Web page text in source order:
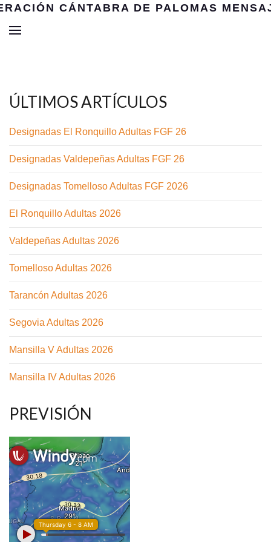
ÚLTIMOS ARTÍCULOS
Designadas El Ronquillo Adultas FGF 26
Designadas Valdepeñas Adultas FGF 26
Designadas Tomelloso Adultas FGF 2026
El Ronquillo Adultas 2026
Valdepeñas Adultas 2026
Tomelloso Adultas 2026
Tarancón Adultas 2026
Segovia Adultas 2026
Mansilla V Adultas 2026
Mansilla IV Adultas 2026
PREVISIÓN